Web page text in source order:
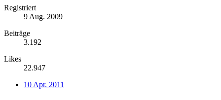
Registriert
9 Aug. 2009
Beiträge
3.192
Likes
22.947
10 Apr. 2011